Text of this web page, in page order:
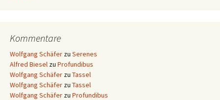
Kommentare
Wolfgang Schäfer zu Serenes
Alfred Biesel zu Profundibus
Wolfgang Schäfer zu Tassel
Wolfgang Schäfer zu Tassel
Wolfgang Schäfer zu Profundibus